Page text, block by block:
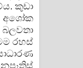
කුඩා
රහස්